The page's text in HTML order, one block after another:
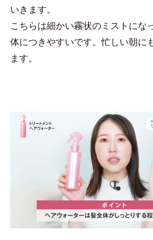
いきます。
こちらは細かい霧状のミストにな
体につきやすいです。忙しい朝に
ます。